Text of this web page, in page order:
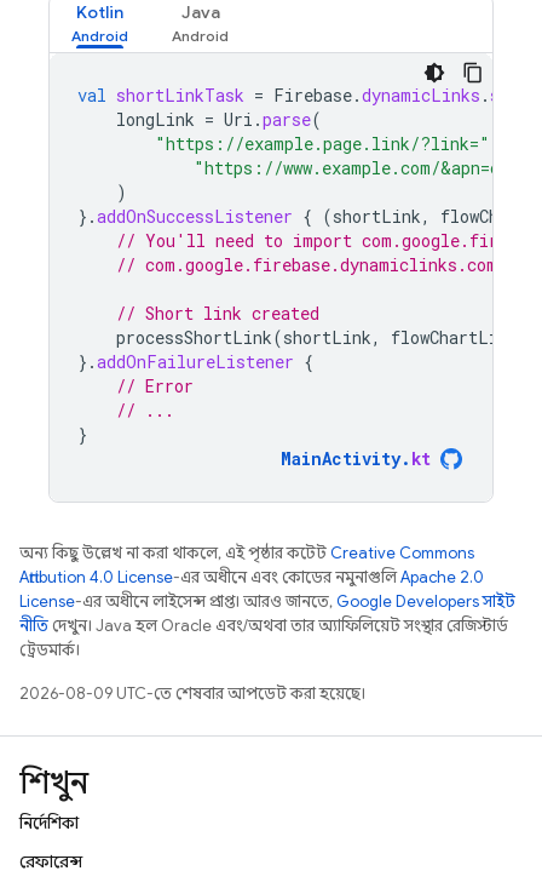
Kotlin Java
val shortLinkTask = Firebase.dynamicLinks .
longLink = Uri .parse(
"https://example.page.link/?link="
"https://www.example.com/
)
}.addOnSuccessListener { (shortLink,
// You'll need to import
//
// Short link created
processShortLink(shortLink, flowChartLink
}.addOnFailureListener {
// Error
// ...
}
MainActivity. kt
অন্য কিছু উল্লেখ না করা থাকলে, এই পৃষ্ঠার কন্টেন্টCreative Commons
Attribution 4.0 License-এর অধীনে এবং কোডের নমুনাগুলিApache 2.0
License-এর অধীনে লাইসেন্স প্রাপ্ত। আরও জানতে,Google Developers সাইট
নীতি দেখুন। Java হল Oracle এবং/অথবা তার অ্যাফিলিয়েট সংস্থার রেজিস্টার্ড
ট্রেডমার্ক।
2026-08-09 UTC-তে শেষবার আপডেট করা হয়েছে।
শিখুন
নির্দেশিকা
রেফারেন্স